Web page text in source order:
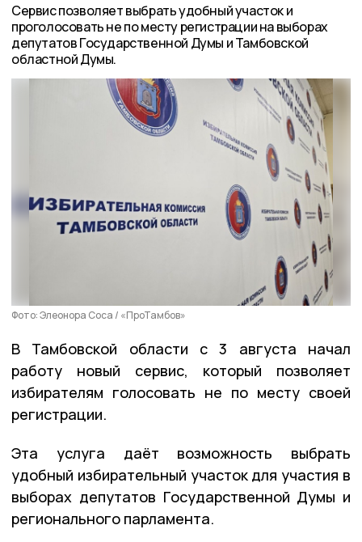
Сервис позволяет выбрать удобный участок и
проголосовать не по месту регистрации на выборах
депутатов Государственной Думы и Тамбовской
областной Думы.
Фото: Элеонора Соса / «ПроТамбов»
В Тамбовской области с 3 августа начал
работу новый сервис, который позволяет
избирателям голосовать не по месту своей
регистрации.
Эта услуга даёт возможность выбрать
удобный избирательный участок для участия в
выборах депутатов Государственной Думы и
регионального парламента.